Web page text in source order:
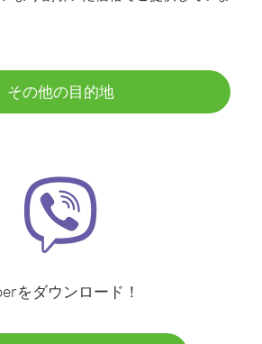
その他の目的地
をダウンロード！